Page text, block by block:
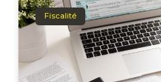
Fiscalité